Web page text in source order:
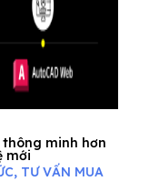
thông minh hơn
mới
, TƯ VẤN MUA